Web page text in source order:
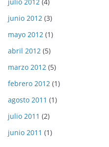
julio 2012 (4)
junio 2012 (3)
mayo 2012 (1)
abril 2012 (5)
marzo 2012 (5)
febrero 2012 (1)
agosto 2011 (1)
julio 2011 (2)
junio 2011 (1)